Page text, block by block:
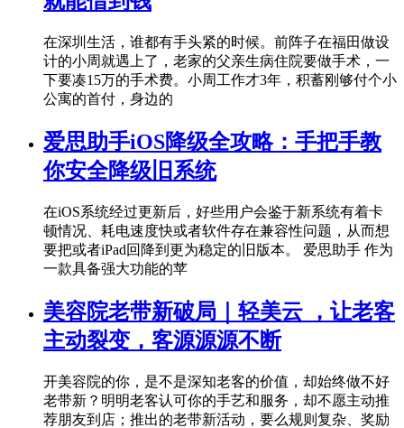
在深圳生活，谁都有手头紧的时候。前阵子在福田做设
计的小周就遇上了，老家的父亲生病住院要做手术，一
下要凑15万的手术费。小周工作才3年，积蓄刚够付个小
公寓的首付，身边的
爱思助手iOS降级全攻略：手把手教
你安全降级旧系统
在iOS系统经过更新后，好些用户会鉴于新系统有着卡
顿情况、耗电速度快或者软件存在兼容性问题，从而想
要把或者iPad回降到更为稳定的旧版本。 爱思助手 作为
一款具备强大功能的苹
美容院老带新破局｜轻美云 ，让老客
主动裂变，客源源源不断
开美容院的你，是不是深知老客的价值，却始终做不好
老带新？明明老客认可你的手艺和服务，却不愿主动推
荐朋友到店；推出的老带新活动，要么规则复杂、奖励